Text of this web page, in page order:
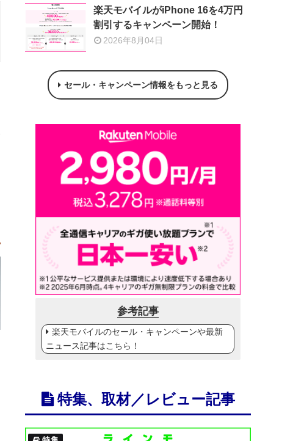
楽天モバイルがiPhone 16を4万円
割引するキャンペーン開始！
2026年8月04日
セール・キャンペーン情報をもっと見る
参考記事
楽天モバイルのセール・キャンペーンや最新
ニュース記事はこちら！
特集、取材／レビュー記事